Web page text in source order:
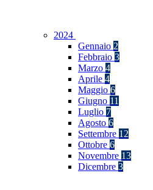
2024
Gennaio 2
Febbraio 3
Marzo 4
Aprile 4
Maggio 6
Giugno 11
Luglio 7
Agosto 6
Settembre 12
Ottobre 6
Novembre 13
Dicembre 3